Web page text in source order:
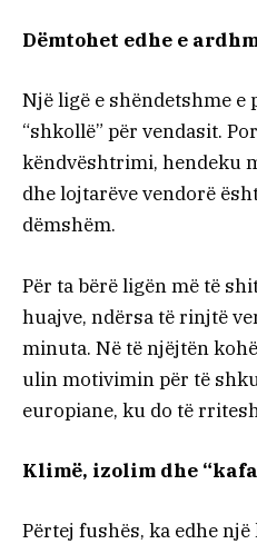
Dëmtohet edhe e
Një ligë e shëndetshme
“shkollë” për vendasit.
këndvështrimi, hendeku
dhe lojtarëve vendorë
dëmshëm.
Për ta bërë ligën më të
huajve, ndërsa të rinjtë
minuta. Në të njëjtën
ulin motivimin për të
europiane, ku do të
Klimë, izolim dhe
Përtej fushës, ka edhe